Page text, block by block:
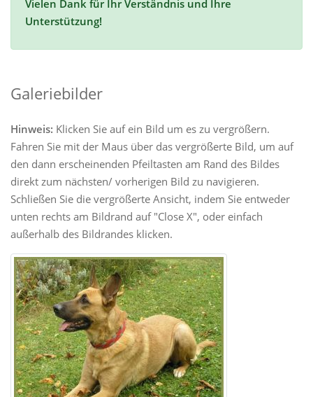
Vielen Dank für Ihr Verständnis und Ihre
Unterstützung!
Galeriebilder
Hinweis: Klicken Sie auf ein Bild um es zu vergrößern.
Fahren Sie mit der Maus über das vergrößerte Bild, um auf
den dann erscheinenden Pfeiltasten am Rand des Bildes
direkt zum nächsten/ vorherigen Bild zu navigieren.
Schließen Sie die vergrößerte Ansicht, indem Sie entweder
unten rechts am Bildrand auf "Close X", oder einfach
außerhalb des Bildrandes klicken.